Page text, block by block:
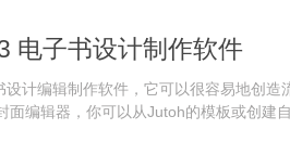
电子书设计制作软件
计编辑制作软件，它可以很容易地创
面编辑器，你可以从Jutoh的模板或创建自